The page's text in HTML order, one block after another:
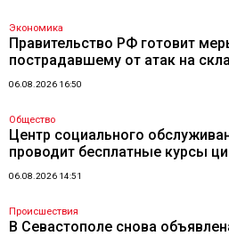
Экономика
Правительство РФ готовит
пострадавшему от атак на
06.08.2026 16:50
Общество
Центр социального
проводит бесплатные курсы
06.08.2026 14:51
Происшествия
В Севастополе снова